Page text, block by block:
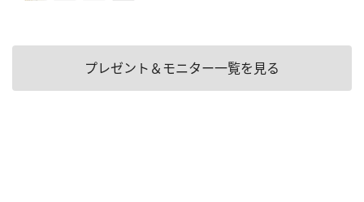
プレゼント＆モニター一覧を見る